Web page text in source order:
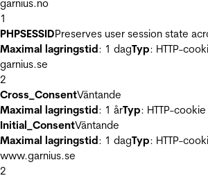
garnius.no
1
PHPSESSIDPreserves user session state
Maximal lagringstid: 1 dagTyp: HTTP-
garnius.se
2
Cross_ConsentVäntande
Maximal lagringstid: 1 årTyp: HTTP-cookie
Initial_ConsentVäntande
Maximal lagringstid: 1 dagTyp: HTTP-
www.garnius.se
2